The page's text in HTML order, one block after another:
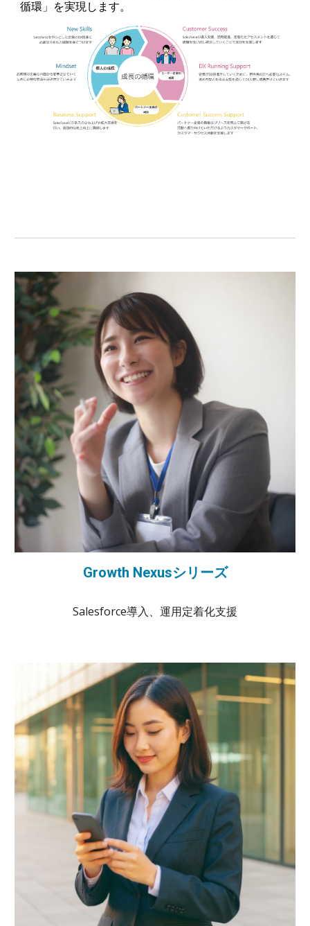
循環」を実現します。
Growth Nexusシリーズ
Salesforce導入、運用定着化支援